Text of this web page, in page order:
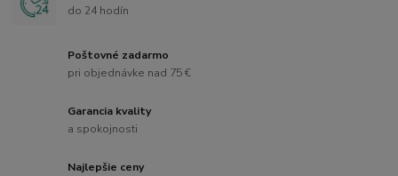
do 24 hodín
Poštovné zadarmo
pri objednávke nad 75 €
Garancia kvality
a spokojnosti
Najlepšie ceny